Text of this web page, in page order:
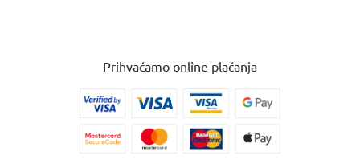
Prihvaćamo online plaćanja